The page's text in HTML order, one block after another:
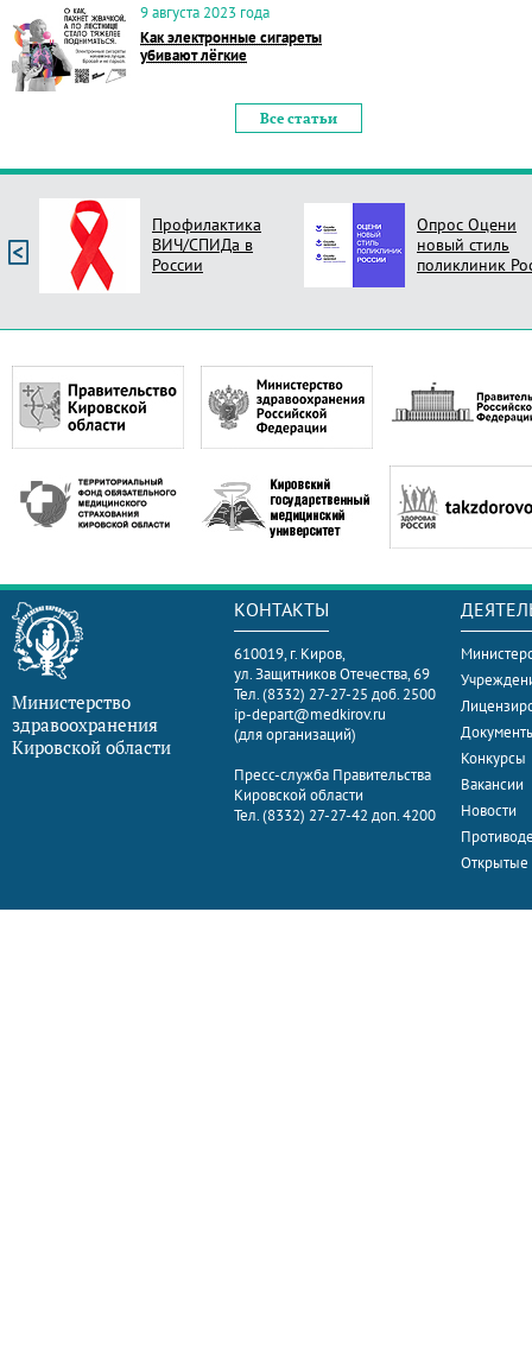
9 августа 2023 года
Как электронные сигареты
убивают лёгкие
Все статьи
Профилактика
ВИЧ/СПИДа в
России
Опрос Оцени
новый стиль
поликлиник
Министерство
здравоохранения
Кировской области
КОНТАКТЫ
610019, г. Киров,
ул. Защитников Отечества, 69
Тел. (8332) 27-27-25 доб. 2500
ip-depart@medkirov.ru
(для организаций)
Пресс-служба Правительства
Кировской области
Тел. (8332) 27-27-42 доп. 4200
Конкурсы
Вакансии
Новости